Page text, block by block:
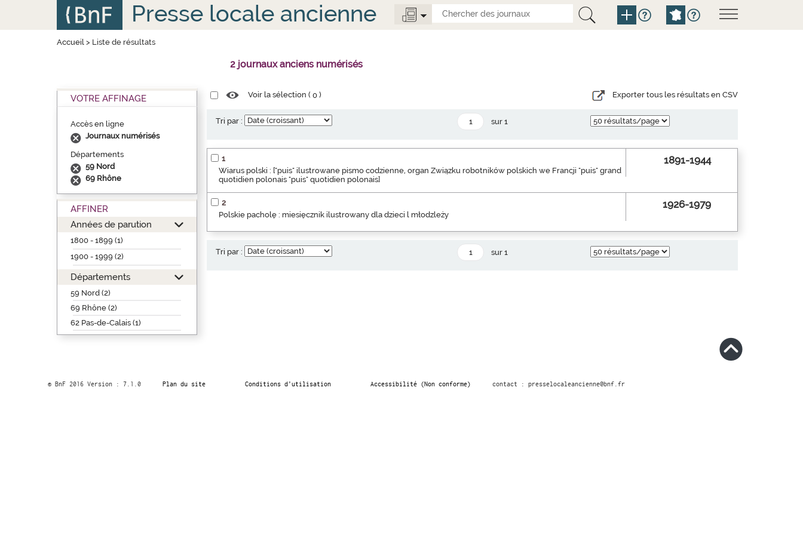
Presse locale ancienne
Accueil> Liste de résultats
2 journaux anciens numérisés
VOTRE AFFINAGE
Accès en ligne
Journaux numérisés
Départements
59 Nord
69 Rhône
AFFINER
Années de parution
1800 - 1899 (1)
1900 - 1999 (2)
Départements
59 Nord (2)
69 Rhône (2)
62 Pas-de-Calais (1)
Voir la sélection (0 ) Exporter tous les résultats en CSV
Tri par : sur 1
1
Wiarus polski : ["puis" ilustrowane pismo codzienne, organ Związku robotników polskich we Francji "puis" grand
quotidien polonais "puis" quotidien polonais]
1891-1944
2
Polskie pacholę : miesięcznik ilustrowany dla dzieci l młodzleży
1926-1979
Tri par : sur 1
© BnF 2016 Version : 7.1.0 Plan du site Conditions d’utilisation Accessibilité (Non conforme) contact : presselocaleancienne@bnf.fr
Panneau de gestion des cookies